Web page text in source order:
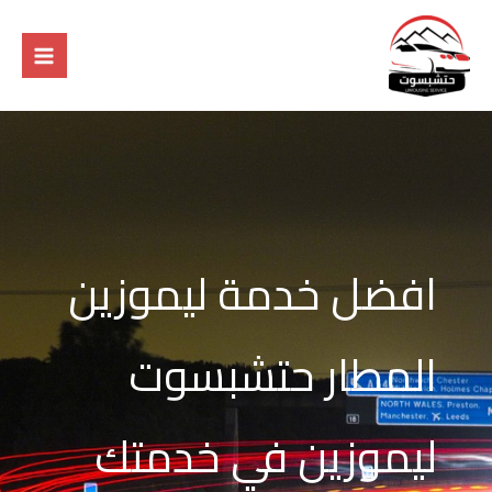
المحتوى
افضل خدمة ليموزين
المطار حتشبسوت
ليموزين في خدمتك